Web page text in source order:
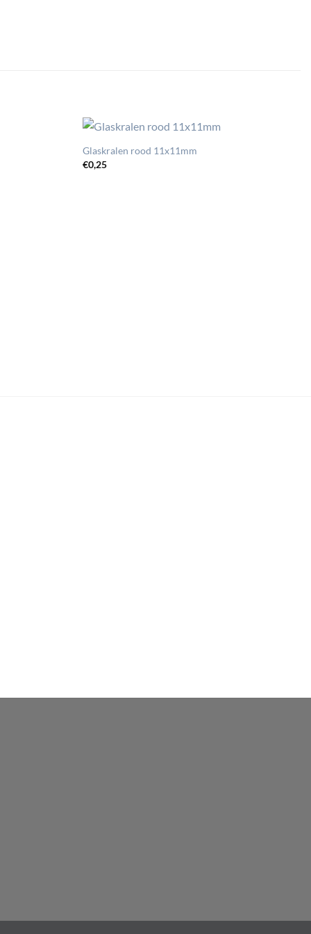
Glaskralen rood 11x11mm
€0,25